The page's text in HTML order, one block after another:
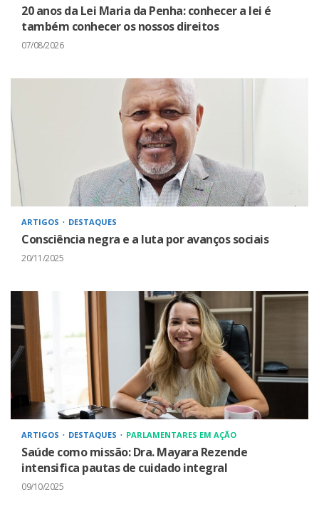
20 anos da Lei Maria da Penha: conhecer a lei é
também conhecer os nossos direitos
07/08/2026
ARTIGOS DESTAQUES
Consciência negra e a luta por avanços sociais
20/11/2025
ARTIGOS DESTAQUES PARLAMENTARES EM AÇÃO
Saúde como missão: Dra. Mayara Rezende
intensifica pautas de cuidado integral
09/10/2025